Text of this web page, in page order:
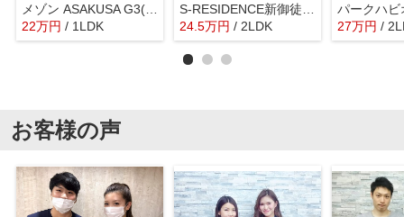
メゾン ASAKUSA G3(メゾン浅草G3)
22万円 / 1LDK
24.5万円 / 2LDK 27万円 /
お客様の声